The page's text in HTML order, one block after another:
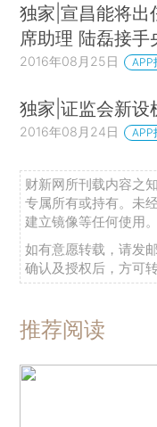
独家|宣昌能将出
席助理 陆磊接手
2016年08月25日 APP
独家|证监会新设
2016年08月24日 APP
财新网所刊载内容之
专属所有或持有。未
建立镜像等任何使用。
如有意愿转载，请发
确认及授权后，方可转
推荐阅读